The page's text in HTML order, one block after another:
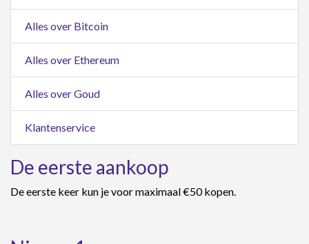
Alles over Bitcoin
Alles over Ethereum
Alles over Goud
Klantenservice
De eerste aankoop
De eerste keer kun je voor maximaal €50 kopen.